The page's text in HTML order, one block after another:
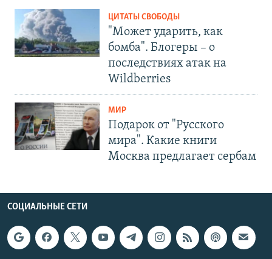
ЦИТАТЫ СВОБОДЫ
"Может ударить, как
бомба". Блогеры – о
последствиях атак на
Wildberries
МИР
Подарок от "Русского
мира". Какие книги
Москва предлагает сербам
СОЦИАЛЬНЫЕ СЕТИ